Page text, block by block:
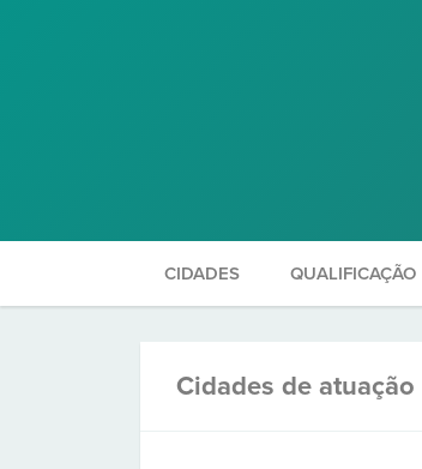
CIDADES QUALIFICAÇÃO
Cidades de atuação